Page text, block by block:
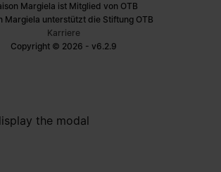
Margiela ist Mitglied von OTB
Margiela unterstützt die Stiftung OTB
Karriere
Copyright © 2026 - v6.2.9
the modal